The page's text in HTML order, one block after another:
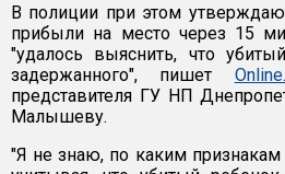
В полиции при этом
прибыли на место через 15
"удалось выяснить, что
задержанного", пишет
представителя ГУ НП
Малышеву.
"Я не знаю, по каким признакам